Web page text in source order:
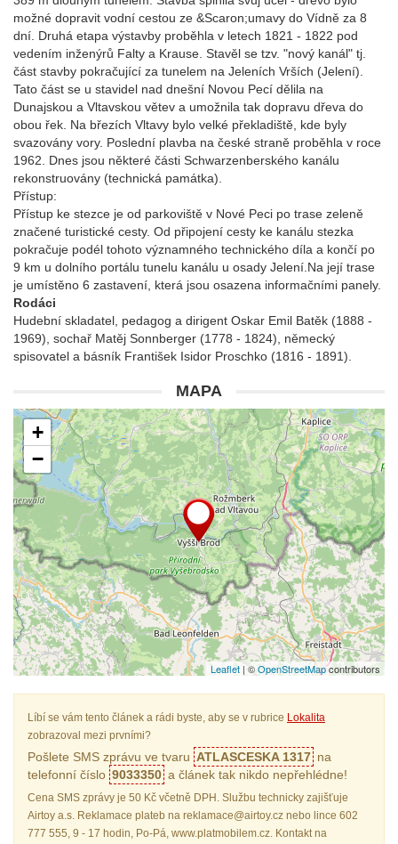
možné dopravit vodní cestou ze &Scaron;umavy do Vídně za 8
dní. Druhá etapa výstavby proběhla v letech 1821 - 1822 pod
vedením inženýrů Falty a Krause. Stavěl se tzv. "nový kanál" tj.
část stavby pokračující za tunelem na Jeleních Vrších (Jelení).
Tato část se u stavidel nad dnešní Novou Pecí dělila na
Dunajskou a Vltavskou větev a umožnila tak dopravu dřeva do
obou řek. Na březích Vltavy bylo velké překladiště, kde byly
svazovány vory. Poslední plavba na české straně proběhla v roce
1962. Dnes jsou některé části Schwarzenberského kanálu
rekonstruovány (technická památka).
Přístup:
Přístup ke stezce je od parkoviště v Nové Peci po trase zeleně
značené turistické cesty. Od připojení cesty ke kanálu stezka
pokračuje podél tohoto významného technického díla a končí po
9 km u dolního portálu tunelu kanálu u osady Jelení.Na její trase
je umístěno 6 zastavení, která jsou osazena informačními panely.
Rodáci
Hudební skladatel, pedagog a dirigent Oskar Emil Batěk (1888 -
1969), sochař Matěj Sonnberger (1778 - 1824), německý
spisovatel a básník František Isidor Proschko (1816 - 1891).
MAPA
+
−
Leaflet | ©OpenStreetMapcontributors
Líbí se vám tento článek a rádi byste, aby se v rubrice Lokalita
zobrazoval mezi prvními?
Pošlete SMS zprávu ve tvaru ATLASCESKA 1317 na
telefonní číslo 9033350 a článek tak nikdo nepřehlédne!
Cena SMS zprávy je 50 Kč včetně DPH. Službu technicky zajišťuje
Airtoy a.s. Reklamace plateb na reklamace@airtoy.cz nebo lince 602
777 555, 9 - 17 hodin, Po-Pá, www.platmobilem.cz. Kontakt na